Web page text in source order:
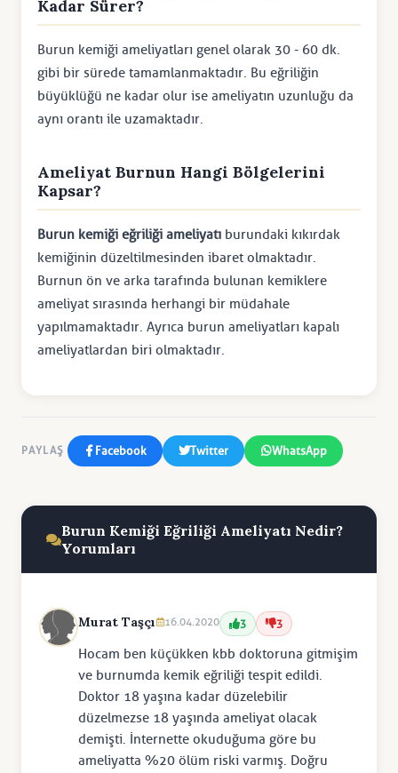
Kadar Sürer?
Burun kemiği ameliyatları genel olarak 30 - 60 dk.
gibi bir sürede tamamlanmaktadır. Bu eğriliğin
büyüklüğü ne kadar olur ise ameliyatın uzunluğu da
aynı orantı ile uzamaktadır.
Ameliyat Burnun Hangi Bölgelerini
Kapsar?
Burun kemiği eğriliği ameliyatı burundaki kıkırdak
kemiğinin düzeltilmesinden ibaret olmaktadır.
Burnun ön ve arka tarafında bulunan kemiklere
ameliyat sırasında herhangi bir müdahale
yapılmamaktadır. Ayrıca burun ameliyatları kapalı
ameliyatlardan biri olmaktadır.
PAYLAŞ Facebook Twitter WhatsApp
Burun Kemiği Eğriliği Ameliyatı Nedir?
Yorumları
Murat Taşçı 16.04.2020 3 3
Hocam ben küçükken kbb doktoruna gitmişim
ve burnumda kemik eğriliği tespit edildi.
Doktor 18 yaşına kadar düzelebilir
düzelmezse 18 yaşında ameliyat olacak
demişti. İnternette okuduğuma göre bu
ameliyatta %20 ölüm riski varmış. Doğru